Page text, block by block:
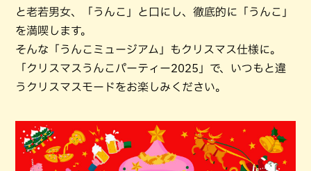
と老若男女、「うんこ」と口にし、徹底的に「うんこ」
を満喫します。
そんな「うんこミュージアム」もクリスマス仕様に。
「クリスマスうんこパーティー2025」で、いつもと違
うクリスマスモードをお楽しみください。